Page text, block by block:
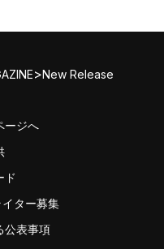
>New Release
ージへ
ド
イター募集
公表事項